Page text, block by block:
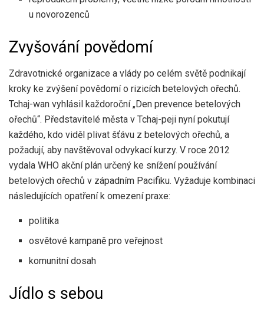
u novorozenců
Zvyšování povědomí
Zdravotnické organizace a vlády po celém světě podnikají
kroky ke zvýšení povědomí o rizicích betelových ořechů.
Tchaj-wan vyhlásil každoroční „Den prevence betelových
ořechů“. Představitelé města v Tchaj-peji nyní pokutují
každého, kdo viděl plivat šťávu z betelových ořechů, a
požadují, aby navštěvoval odvykací kurzy. V roce 2012
vydala WHO akční plán určený ke snížení používání
betelových ořechů v západním Pacifiku. Vyžaduje kombinaci
následujících opatření k omezení praxe:
politika
osvětové kampaně pro veřejnost
komunitní dosah
Jídlo s sebou